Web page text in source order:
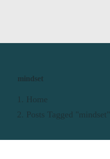
mindset
Home
Posts Tagged "mindset"